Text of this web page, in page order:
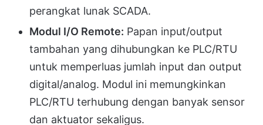
perangkat lunak SCADA.
Modul I/O Remote: Papan input/output
tambahan yang dihubungkan ke PLC/RTU
untuk memperluas jumlah input dan output
digital/analog. Modul ini memungkinkan
PLC/RTU terhubung dengan banyak sensor
dan aktuator sekaligus.